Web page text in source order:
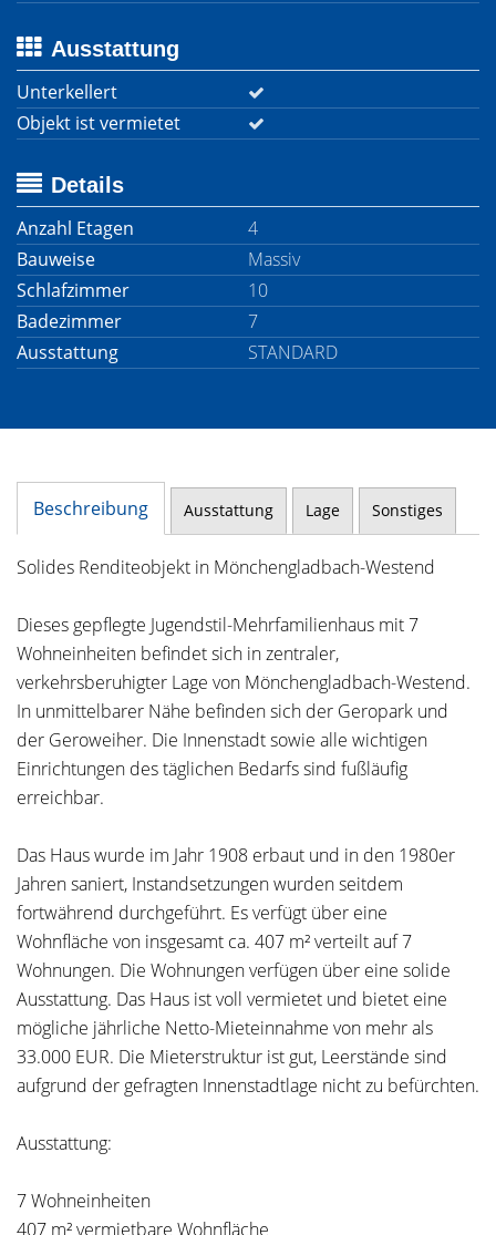
Ausstattung
Unterkellert
Objekt ist vermietet
Details
Anzahl Etagen
4
Bauweise
Massiv
Schlafzimmer
10
Badezimmer
7
Ausstattung
STANDARD
Beschreibung Ausstattung Lage Sonstiges
Solides Renditeobjekt in Mönchengladbach-Westend
Dieses gepflegte Jugendstil-Mehrfamilienhaus mit 7
Wohneinheiten befindet sich in zentraler,
verkehrsberuhigter Lage von Mönchengladbach-Westend.
In unmittelbarer Nähe befinden sich der Geropark und
der Geroweiher. Die Innenstadt sowie alle wichtigen
Einrichtungen des täglichen Bedarfs sind fußläufig
erreichbar.
Das Haus wurde im Jahr 1908 erbaut und in den 1980er
Jahren saniert, Instandsetzungen wurden seitdem
fortwährend durchgeführt. Es verfügt über eine
Wohnfläche von insgesamt ca. 407 m² verteilt auf 7
Wohnungen. Die Wohnungen verfügen über eine solide
Ausstattung. Das Haus ist voll vermietet und bietet eine
mögliche jährliche Netto-Mieteinnahme von mehr als
33.000 EUR. Die Mieterstruktur ist gut, Leerstände sind
aufgrund der gefragten Innenstadtlage nicht zu befürchten.
Ausstattung:
7 Wohneinheiten
407 m² vermietbare Wohnfläche